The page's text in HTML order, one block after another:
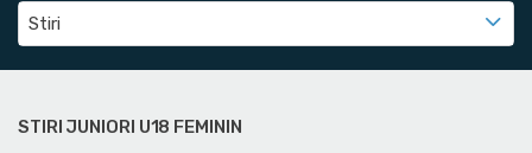
Stiri
STIRI JUNIORI U18 FEMININ